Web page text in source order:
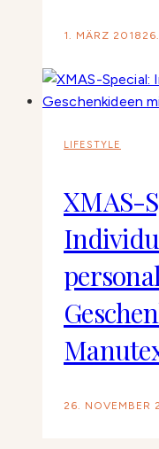
1. MÄRZ 2018
LIFESTYLE
XMAS-
26. NOVEMBER